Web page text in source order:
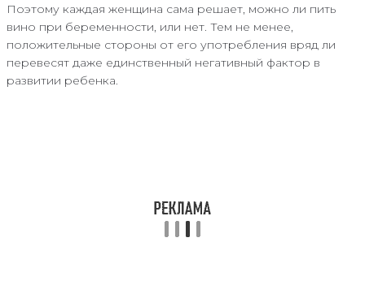
Поэтому каждая женщина сама решает, можно ли пить
вино при беременности, или нет. Тем не менее,
положительные стороны от его употребления вряд ли
перевесят даже единственный негативный фактор в
развитии ребенка.